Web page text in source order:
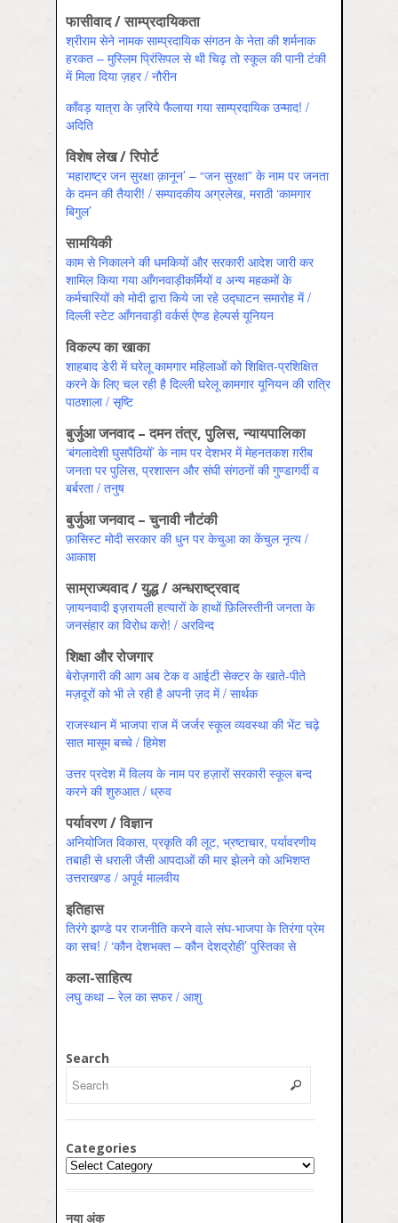
फासीवाद / साम्‍प्रदायिकता
श्रीराम सेने नामक साम्प्रदायिक संगठन के नेता की शर्मनाक
हरकत – मुस्लिम प्रिंसिपल से थी चिढ़ तो स्कूल की पानी टंकी
में मिला दिया ज़हर / नौरीन
काँवड़ यात्रा के ज़रिये फैलाया गया साम्प्रदायिक उन्माद! /
अदिति
विशेष लेख / रिपोर्ट
‘महाराष्ट्र जन सुरक्षा क़ानून’ – “जन सुरक्षा” के नाम पर जनता
के दमन की तैयारी! / सम्पादकीय अग्रलेख, मराठी ‘कामगार
बिगुल’
सामयिकी
काम से निकालने की धमकियों और सरकारी आदेश जारी कर
शामिल किया गया आँगनवाड़ीकर्मियों व अन्य महकमों के
कर्मचारियों को मोदी द्वारा किये जा रहे उद्घाटन समारोह में /
दिल्ली स्टेट आँगनवाड़ी वर्कर्स ऐण्ड हेल्पर्स यूनियन
विकल्प का खाका
शाहबाद डेरी में घरेलू कामगार महिलाओं को शिक्षित-प्रशिक्षित
करने के लिए चल रही है दिल्ली घरेलू कामगार यूनियन की रात्रि
पाठशाला / सृष्टि
बुर्जुआ जनवाद – दमन तंत्र, पुलिस, न्यायपालिका
‘बंगलादेशी घुसपैठियों’ के नाम पर देशभर में मेहनतकश ग़रीब
जनता पर पुलिस, प्रशासन और संघी संगठनों की गुण्डागर्दी व
बर्बरता / तनुष
बुर्जुआ जनवाद – चुनावी नौटंकी
फ़ासिस्ट मोदी सरकार की धुन पर केचुआ का केंचुल नृत्य /
आकाश
साम्राज्यवाद / युद्ध / अन्धराष्ट्रवाद
ज़ायनवादी इज़रायली हत्यारों के हाथों फ़िलिस्तीनी जनता के
जनसंहार का विरोध करो! / अरविन्द
शिक्षा और रोजगार
बेरोज़गारी की आग अब टेक व आईटी सेक्टर के खाते-पीते
मज़दूरों को भी ले रही है अपनी ज़द में / सार्थक
राजस्‍थान में भाजपा राज में जर्जर स्‍कूल व्‍यवस्‍था की भेंट चढ़े
सात मासूम बच्‍चे / हिमेश
उत्तर प्रदेश में विलय के नाम पर हज़ारों सरकारी स्कूल बन्द
करने की शुरुआत / ध्रुव
पर्यावरण / विज्ञान
अनियोजित विकास, प्रकृति की लूट, भ्रष्टाचार, पर्यावरणीय
तबाही से धराली जैसी आपदाओं की मार झेलने को अभिशप्त
उत्तराखण्ड / अपूर्व मालवीय
इतिहास
तिरंगे झण्डे पर राजनीति करने वाले संघ-भाजपा के तिरंगा प्रेम
का सच! / ‘कौन देशभक्त – कौन देशद्रोही’ पुस्तिका से
कला-साहित्य
लघु कथा – रेल का सफर / आशु
Search
Categories
Categories
नया अंक